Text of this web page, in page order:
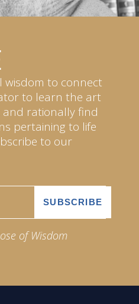
wisdom to connect
to learn the art
rationally find
pertaining to life
to our
of Wisdom